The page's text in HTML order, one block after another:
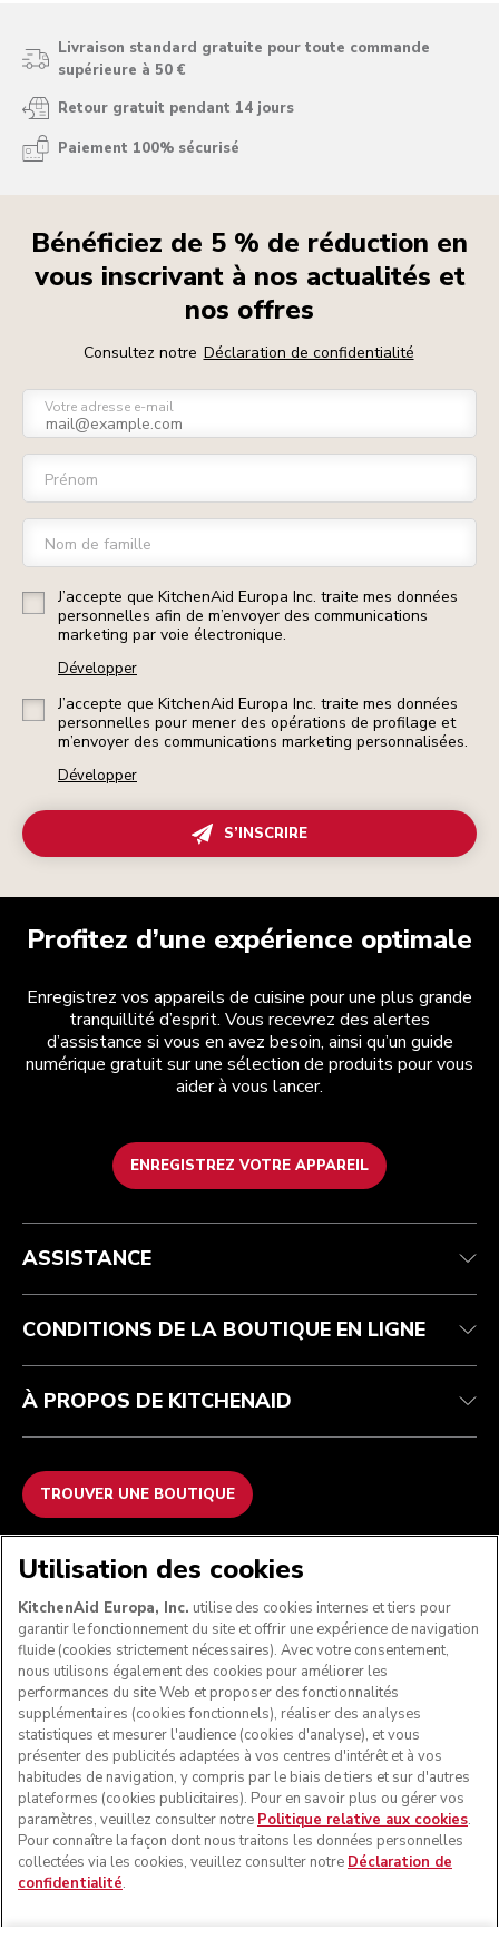
Livraison standard gratuite pour toute commande
supérieure à 50 €
Retour gratuit pendant 14 jours
Paiement 100% sécurisé
Bénéficiez de 5 % de réduction en
vous inscrivant à nos actualités et
nos offres
Consultez notre Déclaration de confidentialité
Votre adresse e-mail
Prénom
Nom de famille
J’accepte que KitchenAid Europa Inc. traite mes données
personnelles afin de m’envoyer des communications
marketing par voie électronique.
Développer
J’accepte que KitchenAid Europa Inc. traite mes données
personnelles pour mener des opérations de profilage et
m’envoyer des communications marketing personnalisées.
Développer
S’INSCRIRE
Profitez d’une expérience optimale
Enregistrez vos appareils de cuisine pour une plus grande
tranquillité d’esprit. Vous recevrez des alertes
d’assistance si vous en avez besoin, ainsi qu’un guide
numérique gratuit sur une sélection de produits pour vous
aider à vous lancer.
ENREGISTREZ VOTRE APPAREIL
Health Check
Suivez votre commande
Garantie et documents
Recupel
Conditions générales de vente
Retours et remboursements
Imprint
ODR
La marque
Trouver une boutique
ASSISTANCE
CONDITIONS DE LA BOUTIQUE EN LIGNE
À PROPOS DE KITCHENAID
TROUVER UNE BOUTIQUE
NOUS ACCEPTONS
SUIVEZ-NOUS
Utilisation des cookies
KitchenAid Europa, Inc. utilise des cookies internes et tiers pour
garantir le fonctionnement du site et offrir une expérience de navigation
fluide (cookies strictement nécessaires). Avec votre consentement,
nous utilisons également des cookies pour améliorer les
performances du site Web et proposer des fonctionnalités
supplémentaires (cookies fonctionnels), réaliser des analyses
statistiques et mesurer l'audience (cookies d'analyse), et vous
présenter des publicités adaptées à vos centres d'intérêt et à vos
habitudes de navigation, y compris par le biais de tiers et sur d'autres
plateformes (cookies publicitaires). Pour en savoir plus ou gérer vos
paramètres, veuillez consulter notre Politique relative aux cookies.
Pour connaître la façon dont nous traitons les données personnelles
collectées via les cookies, veuillez consulter notre Déclaration de
confidentialité.